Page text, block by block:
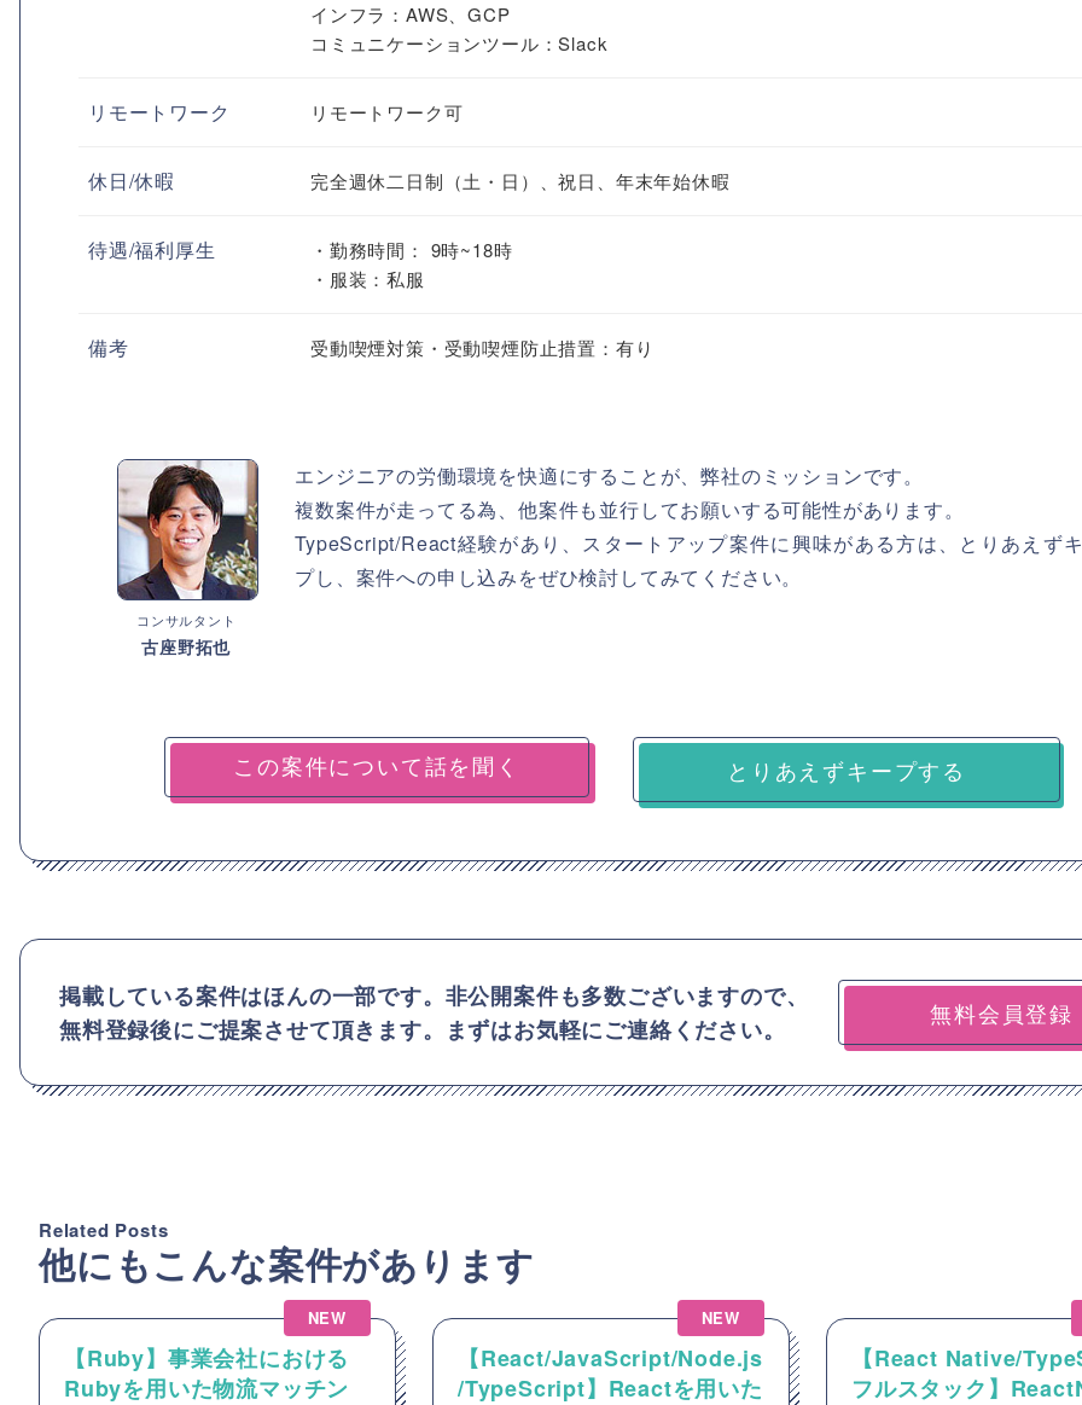
インフラ：AWS、GCP
コミュニケーションツール：Slack
リモートワーク リモートワーク可
休日/休暇 完全週休二日制（土・日）、祝日、年末年始休暇
待遇/福利厚生
・勤務時間： 9時~18時
・服装：私服
備考 受動喫煙対策・受動喫煙防止措置：有り
コンサルタント
古座野拓也
エンジニアの労働環境を快適にすることが、弊社のミッションです。
複数案件が走ってる為、他案件も並行してお願いする可能性があります。
TypeScript/React経験があり、スタートアップ案件に興味がある方は、とりあえず
プし、案件への申し込みをぜひ検討してみてください。
とりあえずキープする
掲載している案件はほんの一部です。非公開案件も多数ございますので、
無料登録後にご提案させて頂きます。まずはお気軽にご連絡ください。
無料会員登録
Related Posts
他にもこんな案件があります
NEW
【Ruby】事業会社における
Rubyを用いた物流マッチン
NEW
【React/JavaScript/Node.js
/TypeScript】Reactを用いた
【React Native/
フルスタック】